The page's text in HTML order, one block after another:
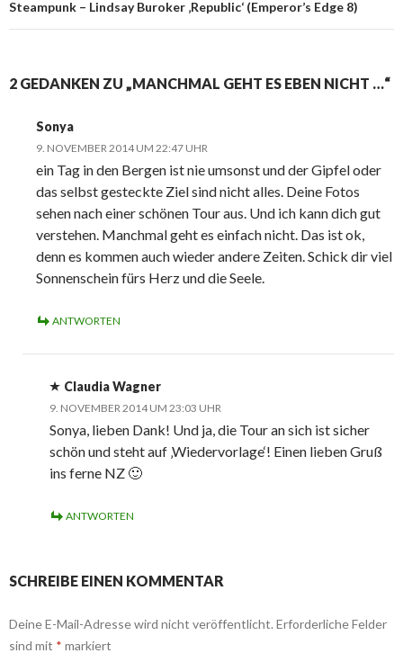
Steampunk – Lindsay Buroker ‚Republic‘ (Emperor’s Edge 8)
2 GEDANKEN ZU „MANCHMAL GEHT ES EBEN NICHT …“
Sonya
9. NOVEMBER 2014 UM 22:47 UHR
ein Tag in den Bergen ist nie umsonst und der Gipfel oder
das selbst gesteckte Ziel sind nicht alles. Deine Fotos
sehen nach einer schönen Tour aus. Und ich kann dich gut
verstehen. Manchmal geht es einfach nicht. Das ist ok,
denn es kommen auch wieder andere Zeiten. Schick dir viel
Sonnenschein fürs Herz und die Seele.
ANTWORTEN
Claudia Wagner
9. NOVEMBER 2014 UM 23:03 UHR
Sonya, lieben Dank! Und ja, die Tour an sich ist sicher
schön und steht auf ‚Wiedervorlage‘! Einen lieben Gruß
ins ferne NZ 🙂
ANTWORTEN
SCHREIBE EINEN KOMMENTAR
Deine E-Mail-Adresse wird nicht veröffentlicht. Erforderliche Felder
sind mit * markiert